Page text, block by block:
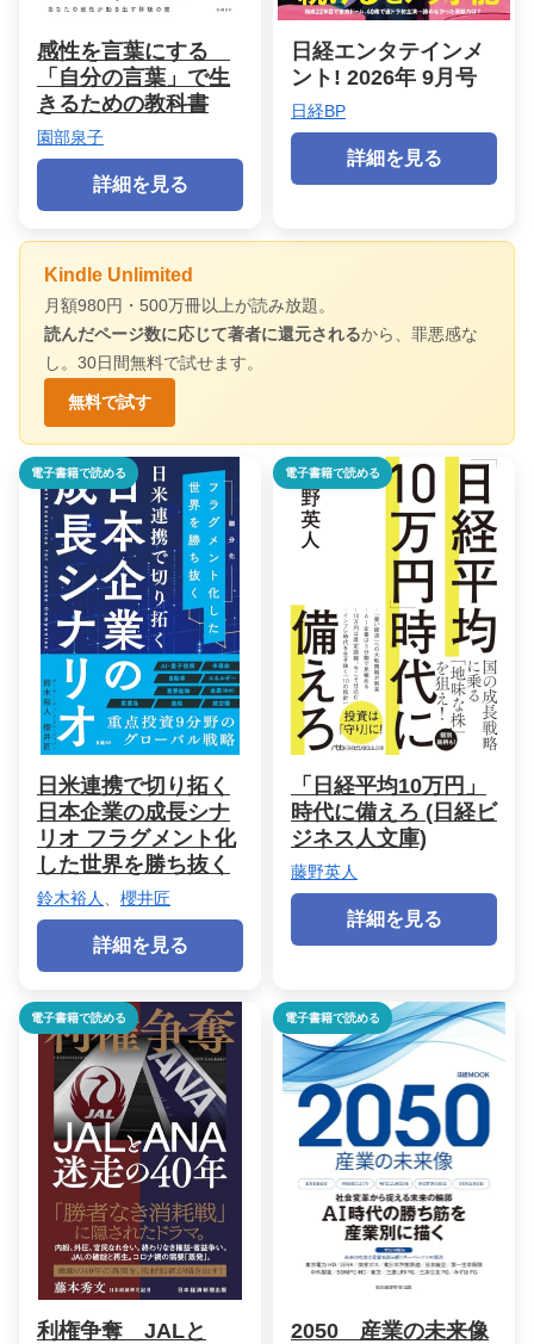
感性を言葉にする
「自分の言葉」で生
きるための教科書
園部泉子
詳細を見る
日経エンタテインメ
ント! 2026年 9月号
日経BP
詳細を見る
Kindle Unlimited
月額980円・500万冊以上が読み放題。
読んだページ数に応じて著者に還元されるから、罪悪感な
し。30日間無料で試せます。
無料で試す
電子書籍で読める
日米連携で切り拓く
日本企業の成長シナ
リオ フラグメント化
した世界を勝ち抜く
鈴木裕人 櫻井匠
詳細を見る
電子書籍で読める
「日経平均10万円」
時代に備えろ (日経ビ
ジネス人文庫)
藤野英人
詳細を見る
電子書籍で読める
利権争奪 JALと
電子書籍で読める
2050 産業の未来像